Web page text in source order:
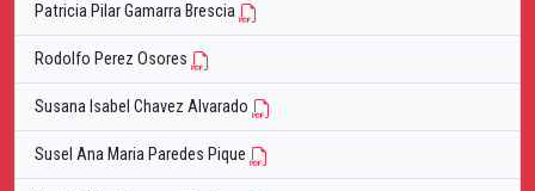
Patricia Pilar Gamarra Brescia
Rodolfo Perez Osores
Susana Isabel Chavez Alvarado
Susel Ana Maria Paredes Pique